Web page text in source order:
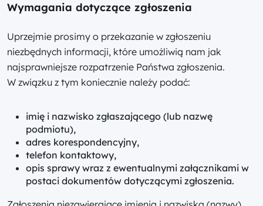
Wymagania dotyczące zgłoszenia
Uprzejmie prosimy o przekazanie w zgłoszeniu
niezbędnych informacji, które umożliwią nam jak
najsprawniejsze rozpatrzenie Państwa zgłoszenia.
W związku z tym koniecznie należy podać:
imię i nazwisko zgłaszającego (lub nazwę
podmiotu),
adres korespondencyjny,
telefon kontaktowy,
opis sprawy wraz z ewentualnymi załącznikami w
postaci dokumentów dotyczącymi zgłoszenia.